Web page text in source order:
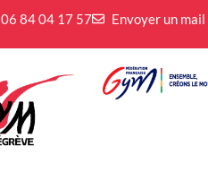
06 84 04 17 57 Envoyer un mail